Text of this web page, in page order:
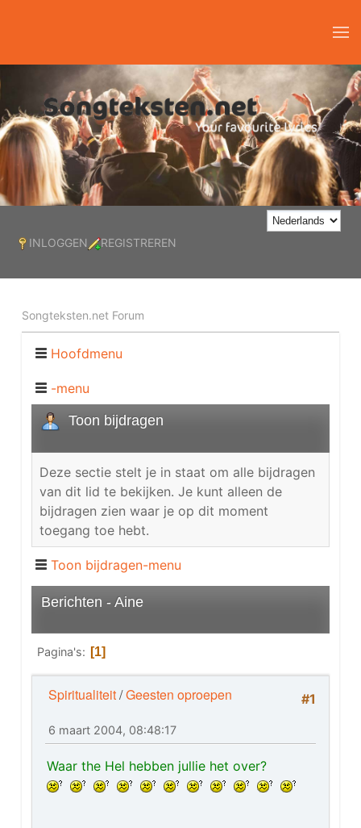
INLOGGEN REGISTREREN
Songteksten.net Forum
Hoofdmenu
-menu
Toon bijdragen
Deze sectie stelt je in staat om alle bijdragen
van dit lid te bekijken. Je kunt alleen de
bijdragen zien waar je op dit moment
toegang toe hebt.
Toon bijdragen-menu
Berichten - Aine
Pagina's 1
#1
Spiritualiteit/Geesten oproepen
6 maart 2004, 08:48:17
Waar the Hel hebben jullie het over?